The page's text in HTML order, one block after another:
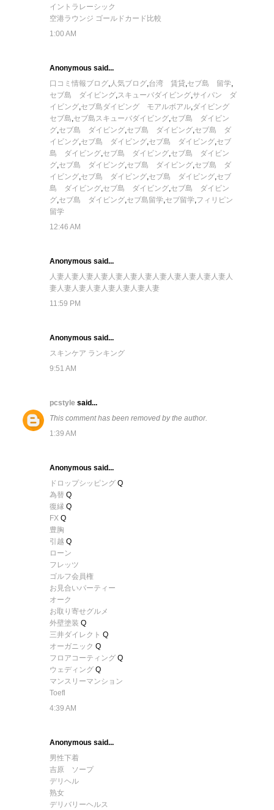
イントラレーシック
空港ラウンジ ゴールドカード比較
1:00 AM
Anonymous said...
口コミ情報ブログ,人気ブログ,台湾 賃貸,セブ島 留学,
セブ島 ダイビング,スキューバダイビング,サイパン ダ
イビング,セブ島ダイビング モアルボアル,ダイビング
セブ島,セブ島スキューバダイビング,セブ島 ダイビン
グ,セブ島 ダイビング,セブ島 ダイビング,セブ島 ダ
イビング,セブ島 ダイビング,セブ島 ダイビング,セブ
島 ダイビング,セブ島 ダイビング,セブ島 ダイビン
グ,セブ島 ダイビング,セブ島 ダイビング,セブ島 ダ
イビング,セブ島 ダイビング,セブ島 ダイビング,セブ
島 ダイビング,セブ島 ダイビング,セブ島 ダイビン
グ,セブ島 ダイビング,セブ島留学,セブ留学,フィリピン
留学
12:46 AM
Anonymous said...
人妻 人妻 人妻 人妻 人妻 人妻 人妻 人妻 人妻 人妻 人妻 人妻 人
妻 人妻 人妻 人妻 人妻 人妻 人妻 人妻
11:59 PM
Anonymous said...
スキンケア ランキング
9:51 AM
pcstyle said...
This comment has been removed by the author.
1:39 AM
Anonymous said...
ドロップシッピングQ
為替Q
復縁Q
FXQ
豊胸
引越 Q
ローン
フレッツ
ゴルフ会員権
お見合いパーティー
オーク
お取り寄せグルメ
外壁塗装 Q
三井ダイレクト Q
オーガニック Q
フロアコーティングQ
ウェディングQ
マンスリーマンション
Toefl
4:39 AM
Anonymous said...
男性下着
吉原 ソープ
デリヘル
熟女
デリバリーヘルス